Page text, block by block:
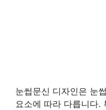
눈썹문신 디자인은 눈
요소에 따라 다릅니다.